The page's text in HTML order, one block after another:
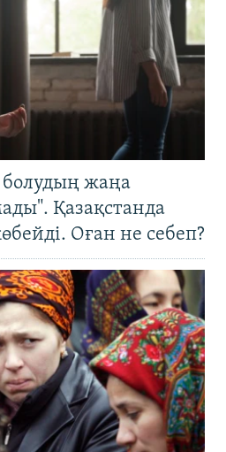
болудың жаңа
Қазақстанда
Оған не себеп?